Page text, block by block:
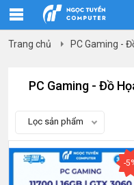
Trang chủ PC Gaming -
PC Gaming - Đồ
Lọc sản phẩm
-